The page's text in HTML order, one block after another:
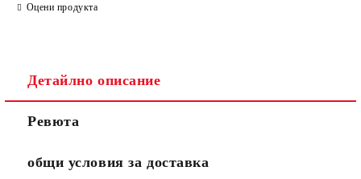
Оцени продукта
Детайлно описание
Ревюта
общи условия за доставка